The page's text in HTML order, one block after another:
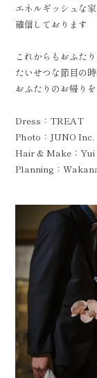
エネルギッシュな
確信しております
これからもおふた
たいせつな節目の
おふたりのお帰り
Dress：TREAT
Photo：JUNO Inc.
Hair & Make：Yui
Planning：